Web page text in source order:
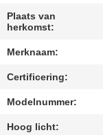
PRIVACY
POLICY
Plaats van
herkomst:
Merknaam:
Certificering:
Modelnummer:
Hoog licht: